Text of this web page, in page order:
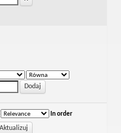
In order